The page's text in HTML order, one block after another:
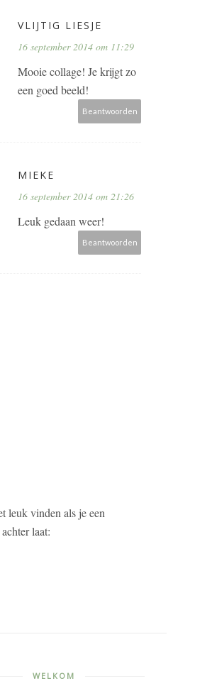
VLIJTIG LIESJE
16 september 2014 om 11:29
Mooie collage! Je krijgt zo
een goed beeld!
Beantwoorden
MIEKE
16 september 2014 om 21:26
Leuk gedaan weer!
Beantwoorden
leuk vinden als je een
laat:
WELKOM